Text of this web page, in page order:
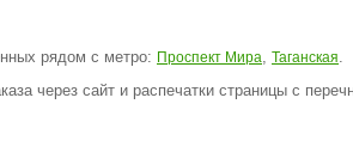
рядом с метро: Проспект Мира, Таганская.
через сайт и распечатки страницы с